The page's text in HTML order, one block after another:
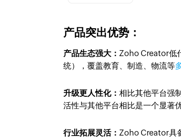
产品突出优势：
产品生态强大：Zoho Creator低
统），覆盖教育、制造、物流等
升级更人性化：相比其他平台强
活性与其他平台相比是一个显著
行业拓展灵活：Zoho Creator具